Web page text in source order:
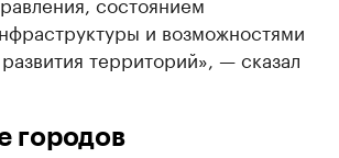
и возможностями
территорий», — сказал
городов